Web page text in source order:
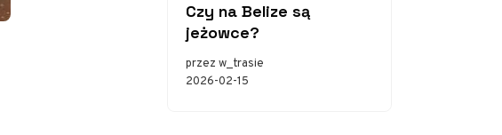
Czy na Belize są
jeżowce?
przez w_trasie
2026-02-15